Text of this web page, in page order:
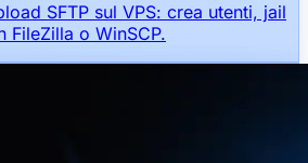
SFTP sul VPS: crea utenti, jail
o WinSCP.